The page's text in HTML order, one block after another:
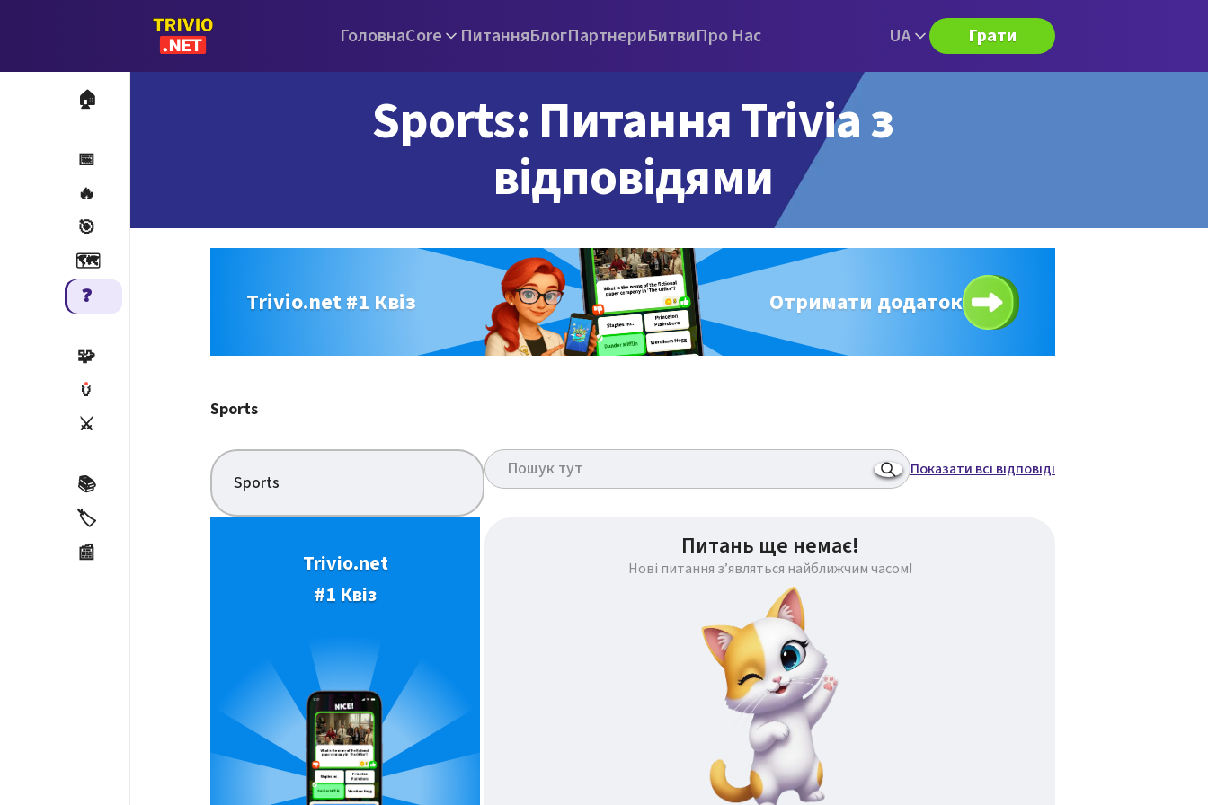
ГоловнаCore ПитанняБлогПартнериБитвиПро Нас UA Грати
🏠
📅
🔥
🎯
🗺️
❓
🧩
🏺
⚔️
📚
🏷️
📰
Sports: Питання Trivia з
відповідями
Trivio.net #1 Квіз Отримати додаток
Sports
Sports
Trivio.net
#1 Квіз
Показати всі відповіді
Питань ще немає!
Нові питання з’являться найближчим часом!